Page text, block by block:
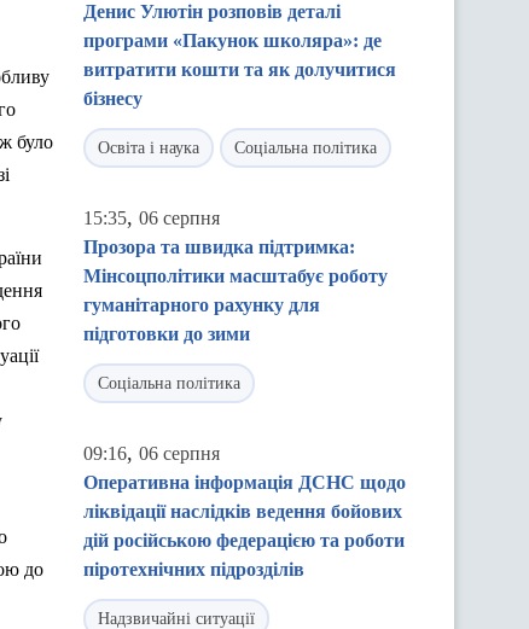
було
до
Денис Улютін розповів деталі
програми «Пакунок школяра»: де
витратити кошти та як долучитися
бізнесу
Освіта і наука Соціальна політика
15:35, 06 серпня
Прозора та швидка підтримка:
Мінсоцполітики масштабує роботу
гуманітарного рахунку для
підготовки до зими
Соціальна політика
09:16, 06 серпня
Оперативна інформація ДСНС щодо
ліквідації наслідків ведення бойових
дій російською федерацією та роботи
піротехнічних підрозділів
Надзвичайні ситуації